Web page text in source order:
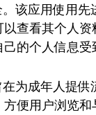
该应用使用
查看其个人
的个人信息受
为成年人提
便用户浏览